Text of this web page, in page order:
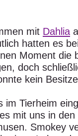
mit Dahlia
hatten es
Moment die
doch
kein
im Tierheim
mit uns in
Smokey